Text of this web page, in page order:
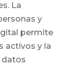
La
y
permite
activos y la
datos